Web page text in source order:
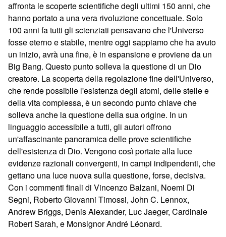
affronta le scoperte scientifiche degli ultimi 150 anni, che
hanno portato a una vera rivoluzione concettuale. Solo
100 anni fa tutti gli scienziati pensavano che l'Universo
fosse eterno e stabile, mentre oggi sappiamo che ha avuto
un inizio, avrà una fine, è in espansione e proviene da un
Big Bang. Questo punto solleva la questione di un Dio
creatore. La scoperta della regolazione fine dell'Universo,
che rende possibile l'esistenza degli atomi, delle stelle e
della vita complessa, è un secondo punto chiave che
solleva anche la questione della sua origine. In un
linguaggio accessibile a tutti, gli autori offrono
un'affascinante panoramica delle prove scientifiche
dell'esistenza di Dio. Vengono così portate alla luce
evidenze razionali convergenti, in campi indipendenti, che
gettano una luce nuova sulla questione, forse, decisiva.
Con i commenti finali di Vincenzo Balzani, Noemi Di
Segni, Roberto Giovanni Timossi, John C. Lennox,
Andrew Briggs, Denis Alexander, Luc Jaeger, Cardinale
Robert Sarah, e Monsignor André Léonard.